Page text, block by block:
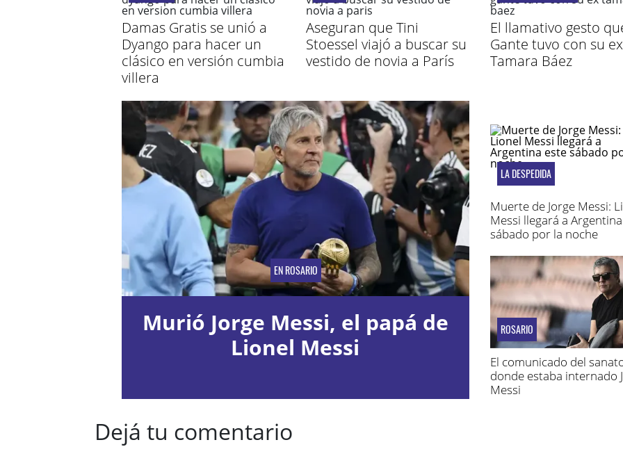
Damas Gratis se unió a
Dyango para hacer un
clásico en versión cumbia
villera
Aseguran que Tini
Stoessel viajó a buscar su
vestido de novia a París
El llamativo gesto
Gante tuvo con su ex
Tamara Báez
EN ROSARIO
Murió Jorge Messi, el papá de
Lionel Messi
LA DESPEDIDA
Muerte de Jorge Messi:
Messi llegará a
sábado por la noche
ROSARIO
El comunicado del
donde estaba internado
Messi
Dejá tu comentario